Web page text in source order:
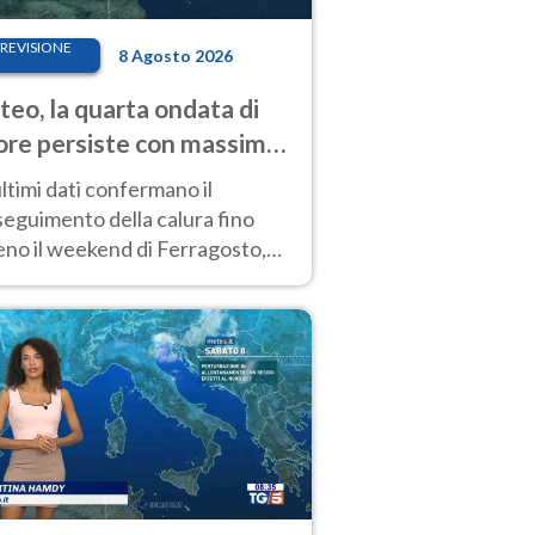
8 Agosto 2026
la quarta ondata di
persiste con massime
molto elevate
dati confermano il
della calura fino
il weekend di Ferragosto,
prossima